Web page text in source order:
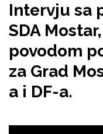
Intervju sa
SDA
povodom
za Grad
a i DF-a.